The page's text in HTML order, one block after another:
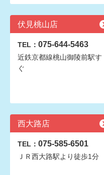
伏見桃山店
TEL： 075-644-5463
近鉄京都線桃山御陵前駅す
ぐ
西大路店
TEL： 075-585-6501
ＪＲ西大路駅より徒歩1分